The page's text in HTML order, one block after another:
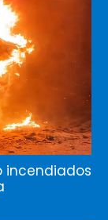
incendiados